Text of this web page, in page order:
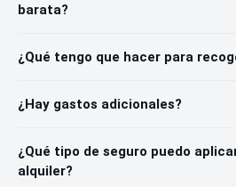
barata?
¿Qué tengo que hacer para
¿Hay gastos adicionales?
¿Qué tipo de seguro puedo
alquiler?